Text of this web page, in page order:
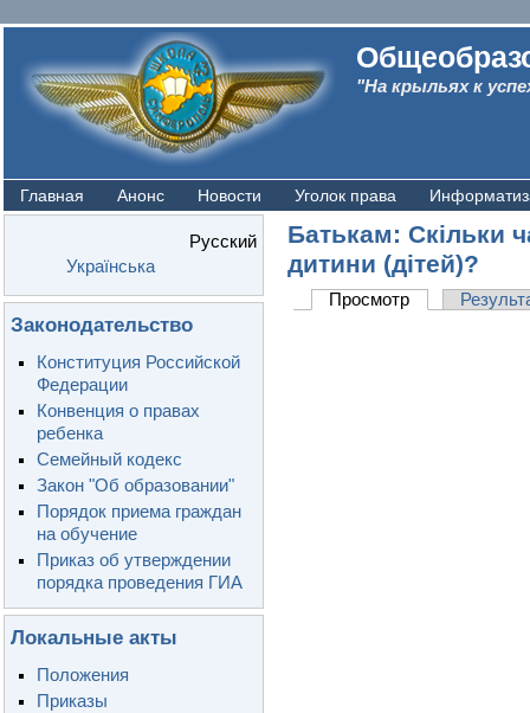
"На крыльях к
Главная Анонс Новости Уголок права
Русский
Українська
Законодательство
Конституция Российской
Федерации
Конвенция о правах
ребенка
Семейный кодекс
Закон "Об образовании"
Порядок приема граждан
на обучение
Приказ об утверждении
порядка проведения ГИА
Локальные акты
Положения
Приказы
Батькам: Скільки
дитини (дітей)?
Просмотр